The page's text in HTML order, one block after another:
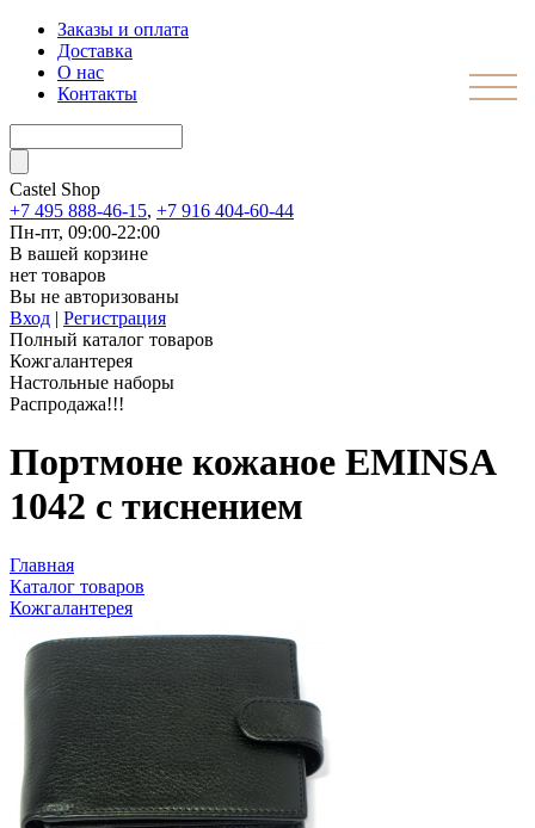
Заказы и оплата
Доставка
О нас
Контакты
Castel Shop
+7 495 888-46-15, +7 916 404-60-44
Пн-пт, 09:00-22:00
В вашей корзине
нет товаров
Вы не авторизованы
Вход | Регистрация
Полный каталог товаров
Кожгалантерея
Настольные наборы
Распродажа!!!
Портмоне кожаное EMINSA
1042 с тиснением
Главная
Каталог товаров
Кожгалантерея